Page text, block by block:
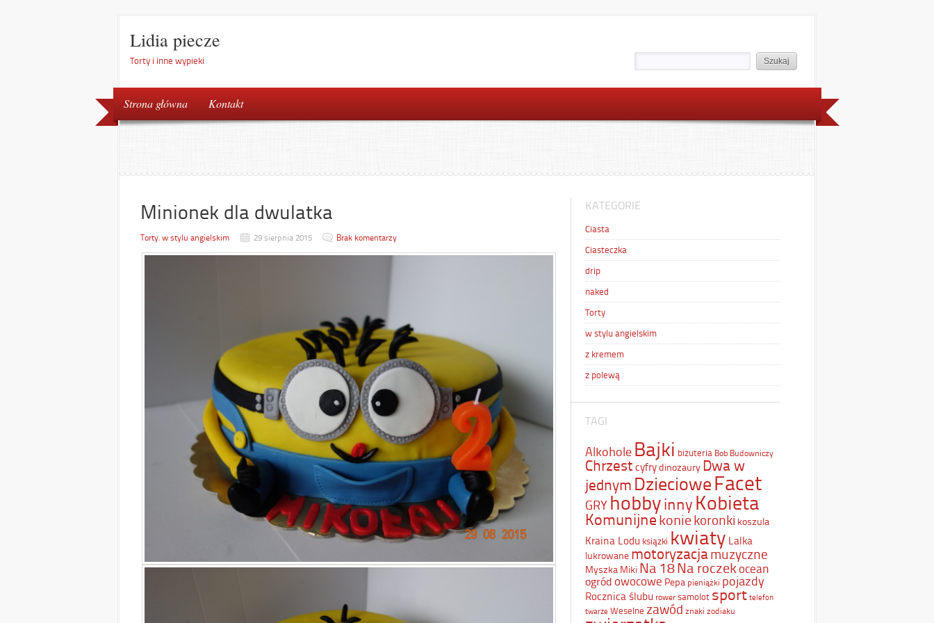
Lidia piecze
Torty i inne wypieki
Strona główna Kontakt
Minionek dla dwulatka
Torty, w stylu angielskim 29 sierpnia 2015 Brak komentarzy
KATEGORIE
Ciasta
Ciasteczka
drip
naked
Torty
w stylu angielskim
z kremem
z polewą
TAGI
Alkohole Bajki biżuteria Bob Budowniczy
Chrzest cyfrydinozaury Dwa w
jednym DziecioweFacet
GRY hobbyinny Kobieta
Komunijnekoniekoronki koszula
Kraina Lodu ksiązki kwiaty Lalka
lukrowane motoryzacjamuzyczne
Myszka Miki Na 18Na roczekocean
ogród owocowe Pepa pieniążki pojazdy
Rocznica ślubu rower samolot sport telefon
twarze Weselne zawód znaki zodiaku